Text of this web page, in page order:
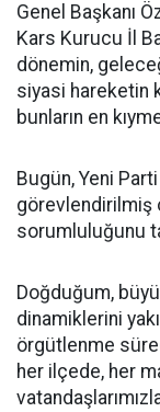
Genel Başkanı
Kars Kurucu İl
dönemin,
siyasi hareketin
bunların en
Bugün, Yeni
görevlendirilmiş
sorumluluğunu
Doğduğum,
dinamiklerini
örgütlenme
her ilçede, her